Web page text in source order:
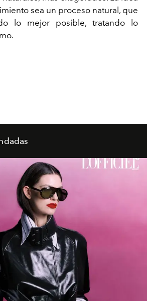
sea un proceso natural, que
lo mejor posible, tratando lo